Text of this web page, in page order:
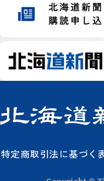
特定商取引法に基づく